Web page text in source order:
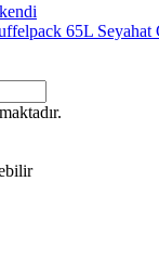
65L Seyahat